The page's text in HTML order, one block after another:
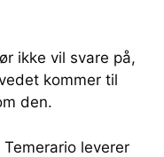
ikke vil svare på,
kommer til
den.
leverer